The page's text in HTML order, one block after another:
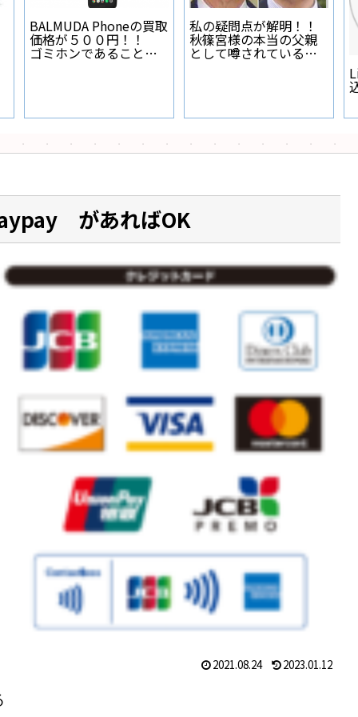
BALMUDA Phoneの買取
価格が５００円！！
ゴミホンであることが
私の疑問点が解明！！
秋篠宮様の本当の父親
として噂されている人
があればOK
2021.08.24 2023.01.12